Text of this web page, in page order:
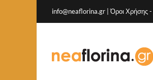
info@neaflorina.gr |Όροι Χρήσης-